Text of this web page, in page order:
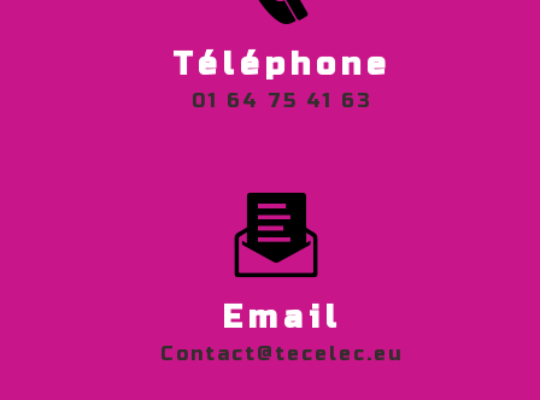
Téléphone
01 64 75 41 63
Email
contact@tecelec.eu